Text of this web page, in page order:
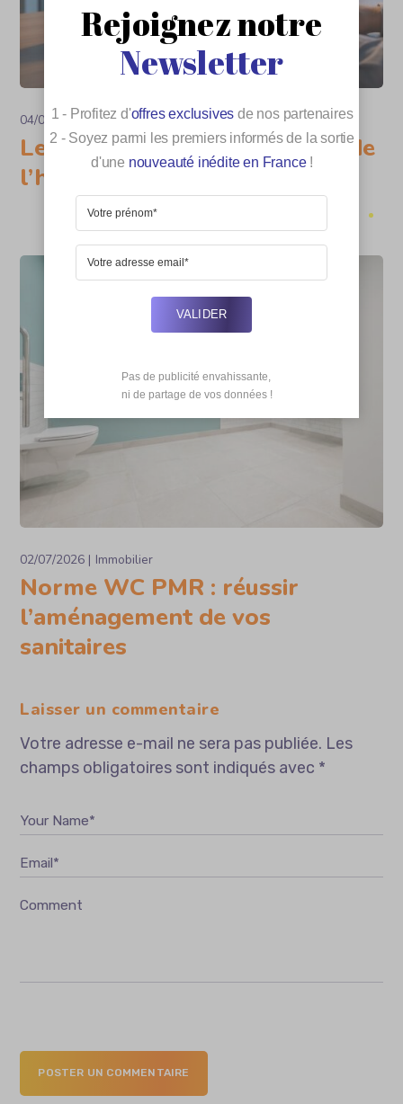
04/07/2026 Immobilier
Le code de la construction et de
l’habitation en clair
02/07/2026 Immobilier
Norme WC PMR : réussir
l’aménagement de vos
sanitaires
Laisser un commentaire
Votre adresse e-mail ne sera pas publiée. Les
champs obligatoires sont indiqués avec *
Your Name*
Email*
Comment
POSTER UN COMMENTAIRE
Rejoignez notre
Newsletter
1 - Profitez d'offres exclusives de nos partenaires
2 - Soyez parmi les premiers informés de la sortie
d'une nouveauté inédite en France!
VALIDER
Pas de publicité envahissante,
ni de partage de vos données !